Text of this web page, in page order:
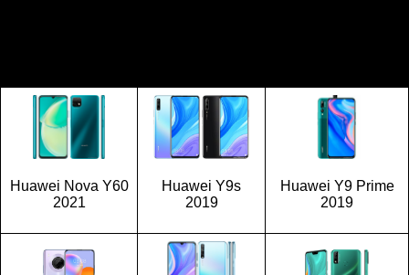
Huawei Nova Y60
2021
Huawei Y9s
2019
Huawei Y9 Prime
2019